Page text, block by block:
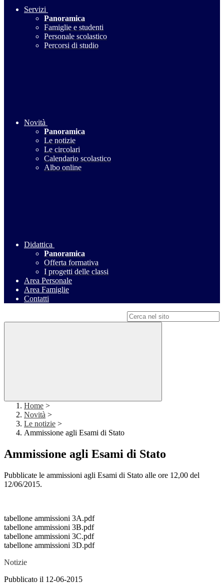
Servizi
Panoramica
Famiglie e studenti
Personale scolastico
Percorsi di studio
Novità
Panoramica
Le notizie
Le circolari
Calendario scolastico
Albo online
Didattica
Panoramica
Offerta formativa
I progetti delle classi
Area Personale
Area Famiglie
Contatti
Home >
Novità >
Le notizie >
Ammissione agli Esami di Stato
Ammissione agli Esami di Stato
Pubblicate le ammissioni agli Esami di Stato alle ore 12,00 del
12/06/2015.
tabellone ammissioni 3A.pdf
tabellone ammissioni 3B.pdf
tabellone ammissioni 3C.pdf
tabellone ammissioni 3D.pdf
Notizie
Pubblicato il 12-06-2015